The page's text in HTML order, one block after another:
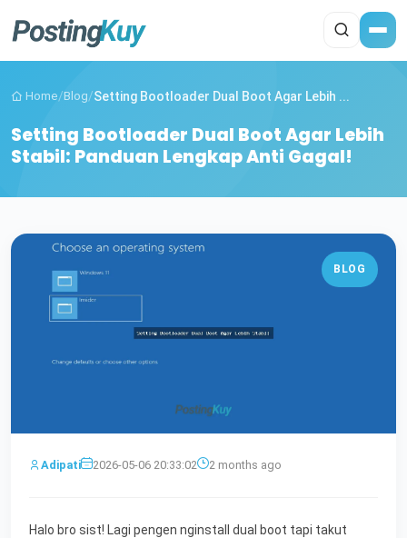
Home/Blog/Setting Bootloader Dual Boot Agar Lebih ...
Setting Bootloader Dual Boot Agar Lebih
Stabil: Panduan Lengkap Anti Gagal!
BLOG
Adipati 2026-05-06 20:33:02 2 months ago
Halo bro sist! Lagi pengen nginstall dual boot tapi takut